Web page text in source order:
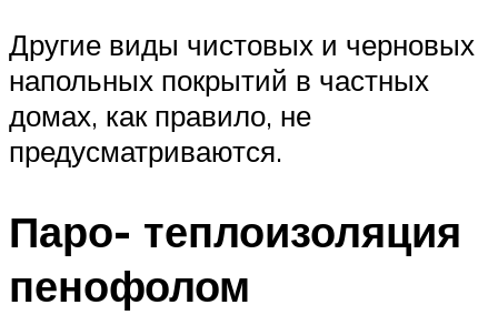
Другие виды чистовых и черновых
напольных покрытий в частных
домах, как правило, не
предусматриваются.
Паро- теплоизоляция
пенофолом